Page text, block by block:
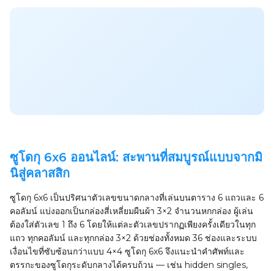
ซูโดกุ 6x6 ออนไลน์: สะพานที่สมบูรณ์แบบจากมิ
นิสู่คลาสสิก
ซูโดกุ 6x6 เป็นปริศนาตัวเลขขนาดกลางที่เล่นบนตาราง 6 แถวและ 6
คอลัมน์ แบ่งออกเป็นกล่องสี่เหลี่ยมผืนผ้า 3×2 จำนวนหกกล่อง ผู้เล่น
ต้องใส่ตัวเลข 1 ถึง 6 โดยให้แต่ละตัวเลขปรากฏเพียงครั้งเดียวในทุก
แถว ทุกคอลัมน์ และทุกกล่อง 3×2 ด้วยช่องทั้งหมด 36 ช่องและระบบ
เงื่อนไขที่ซับซ้อนกว่าแบบ 4×4 ซูโดกุ 6x6 จึงแนะนำคำศัพท์และ
ตรรกะของซูโดกุระดับกลางได้ครบถ้วน — เช่น hidden singles,